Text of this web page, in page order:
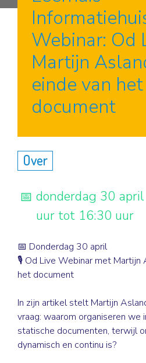
Webinar: Od
Martijn
einde van het
document
Over
donderdag 30
uur tot 16:30 uur
📅 Donderdag 30 april
🎙️ Od Live Webinar met Martijn
het document
In zijn artikel stelt Martijn
vraag: waarom organiseren we
statische documenten, terwijl
dynamisch en continu is?